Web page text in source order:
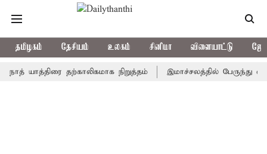
தமிழகம் தேசியம் உலகம் சினிமா விளையாட்டு
தற்காலிகமாக நிறுத்தம் இமாச்சலத்தில் பேருந்து